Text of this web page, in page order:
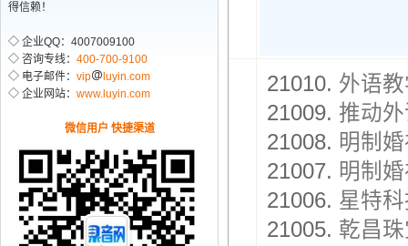
得信赖！
◇ 企业QQ：4007009100
◇ 咨询专线： 400-700-9100
◇ 电子邮件： vip
luyin.com
◇ 企业网站： www.luyin.com
微信用户 快捷渠道
21010. 外语
21009. 推动
21008. 明制
21007. 明制
21006. 星特
21005. 乾昌